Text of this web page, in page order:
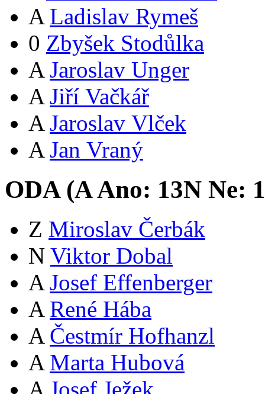
A Ladislav Rymeš
0 Zbyšek Stodůlka
A Jaroslav Unger
A Jiří Vačkář
A Jaroslav Vlček
A Jan Vraný
ODA (AAno: 13N Ne: 1
Z Miroslav Čerbák
N Viktor Dobal
A Josef Effenberger
A René Hába
A Čestmír Hofhanzl
A Marta Hubová
A Josef Ježek